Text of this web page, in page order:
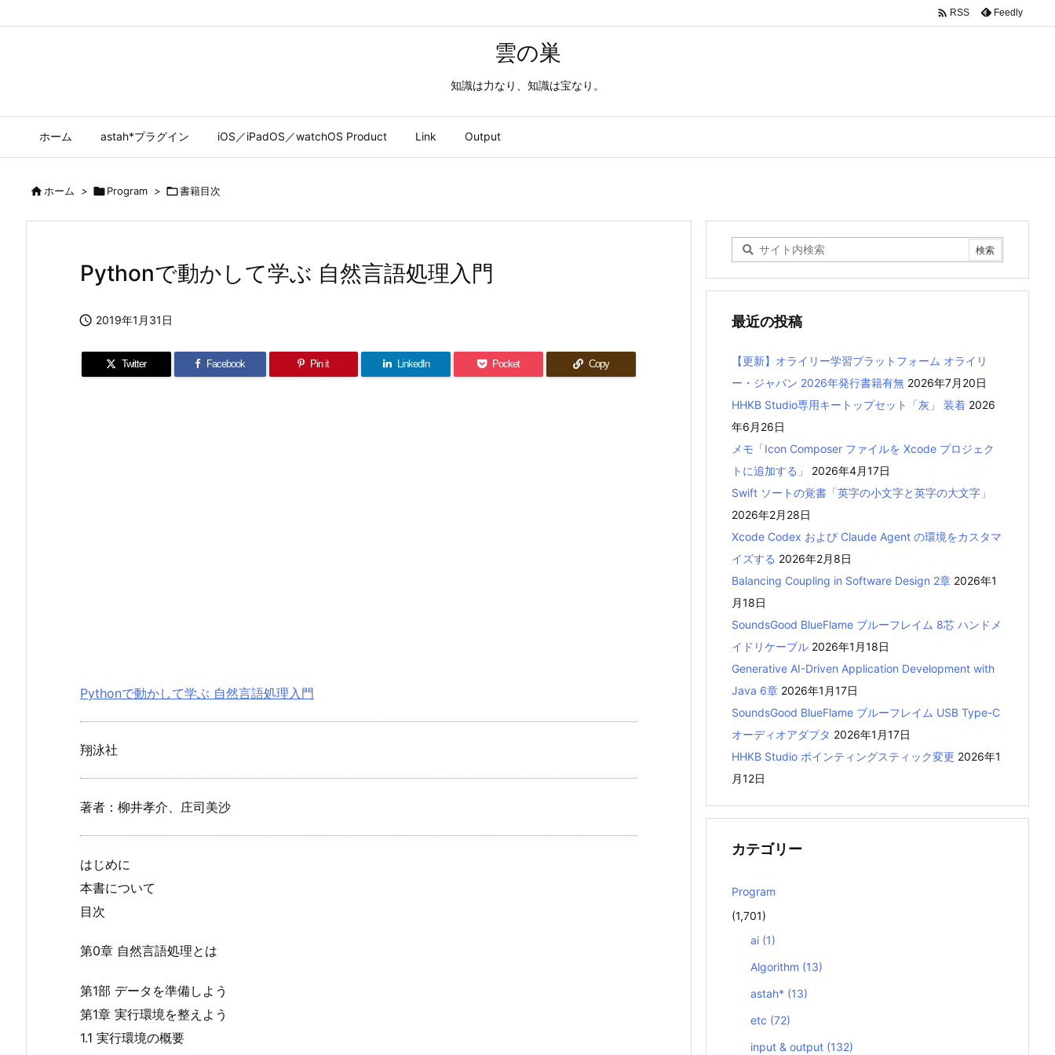
雲の巣
知識は力なり、知識は宝なり。
ホーム astah*プラグイン iOS／iPadOS／watchOS Product Link Output
 RSS Feedly
ホーム > Program > 書籍目次
Pythonで動かして学ぶ 自然言語処理入門
 2019年1月31日
Twitter Facebook Pin it LinkedIn Pocket Copy
Pythonで動かして学ぶ 自然言語処理入門
翔泳社
著者：柳井孝介、庄司美沙
はじめに
本書について
目次
第0章 自然言語処理とは
第1部 データを準備しよう
第1章 実行環境を整えよう
1.1 実行環境の概要
最近の投稿
【更新】オライリー学習プラットフォーム オライリ
ー・ジャパン 2026年発行書籍有無 2026年7月20日
HHKB Studio専用キートップセット「灰」 装着 2026
年6月26日
メモ「Icon Composer ファイルを Xcode プロジェク
トに追加する」
2026年4月17日
Swift ソートの覚書「英字の小文字と英字の大文字」
2026年2月28日
Xcode Codex および Claude Agent の環境をカスタマ
イズする 2026年2月8日
Balancing Coupling in Software Design 2章 2026年1
月18日
SoundsGood BlueFlame ブルーフレイム 8芯 ハンドメ
イドリケーブル 2026年1月18日
Generative AI-Driven Application Development with
Java 6章 2026年1月17日
SoundsGood BlueFlame ブルーフレイム USB Type-C
オーディオアダプタ 2026年1月17日
HHKB Studio ポインティングスティック変更 2026年1
月12日
カテゴリー
Program
(1,701)
ai (1)
Algorithm (13)
astah* (13)
etc (72)
input & output (132)